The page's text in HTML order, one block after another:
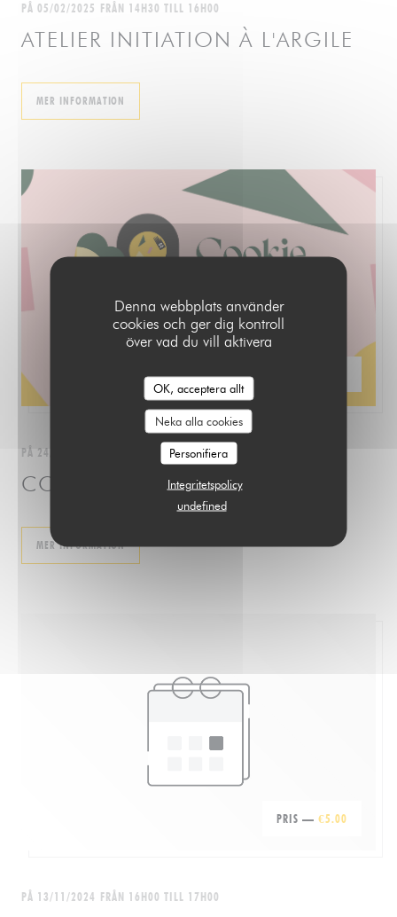
Denna webbplats använder
cookies och ger dig kontroll
över vad du vill aktivera
OK, acceptera allt
Neka alla cookies
Personifiera
Integritetspolicy
undefined
PÅ 05/02/2025 FRÅN 14H30 TILL 16H00
ATELIER INITIATION À L'ARGILE
MER INFORMATION
PÅ 24/11/2024 FRÅN 16H00 TILL 18H00
COOKIE COMEDY CLUB #1
MER INFORMATION((ÖPPNAS I ETT NYTT FÖNSTER))
PRIS — €5.00
PÅ 13/11/2024 FRÅN 16H00 TILL 17H00